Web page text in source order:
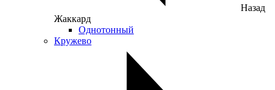
Назад
Жаккард
Однотонный
Кружево